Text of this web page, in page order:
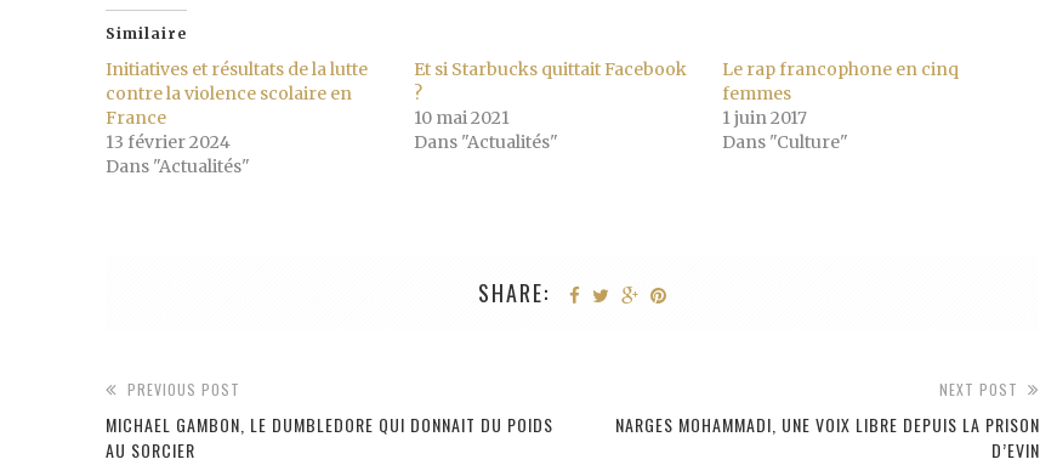
Similaire
Initiatives et résultats de la lutte
contre la violence scolaire en
France
13 février 2024
Dans "Actualités"
Et si Starbucks quittait Facebook
?
10 mai 2021
Dans "Actualités"
Le rap francophone en cinq
femmes
1 juin 2017
Dans "Culture"
SHARE:
PREVIOUS POST
MICHAEL GAMBON, LE DUMBLEDORE QUI DONNAIT DU POIDS
AU SORCIER
NEXT POST
NARGES MOHAMMADI, UNE VOIX LIBRE DEPUIS LA PRISON
D’EVIN